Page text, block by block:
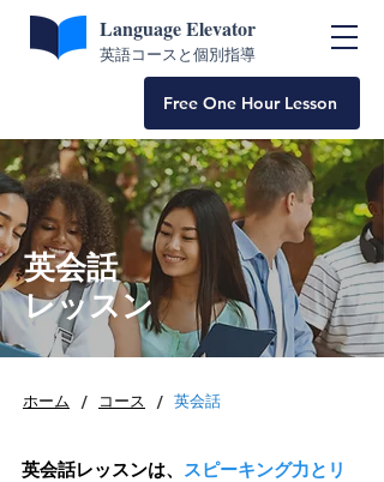
Language Elevator
英語コースと個別指導
Free One Hour Lesson
英会話
レッスン
ホーム / コース / 英会話
英会話レッスンは、 スピーキング力とリ